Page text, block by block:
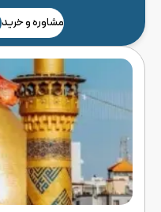
مشاوره و خرید